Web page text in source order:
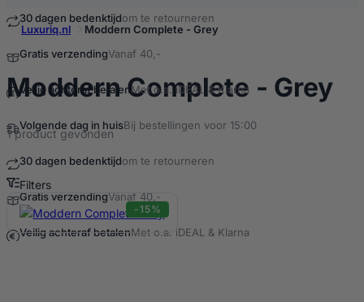
30 dagen bedenktijdom te retourneren
Gratis verzendingVanaf 40,-
Veilig achteraf betalen Met o.a. iDEAL & Klarna
Volgende dag in huisBij bestellingen voor 15:00
30 dagen bedenktijdom te retourneren
Gratis verzendingVanaf 40,-
Veilig achteraf betalenMet o.a. iDEAL & Klarna
Luxuriq.nl Moddern Complete - Grey
Moddern Complete - Grey
1 product gevonden
Filters
Moddern Complete - Grey Producten
-15%